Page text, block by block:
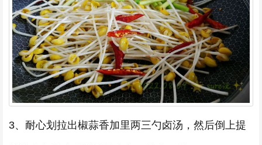
3、耐心划拉出椒蒜香加里两三勺卤汤，然后倒上提